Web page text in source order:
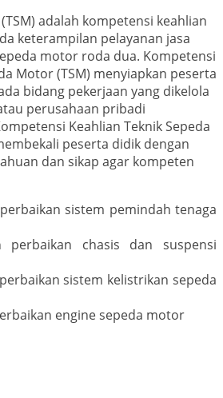
adalah kompetensi keahlian
keterampilan pelayanan jasa
motor roda dua. Kompetensi
Motor (TSM) menyiapkan peserta
bidang pekerjaan yang dikelola
perusahaan pribadi
Keahlian Teknik Sepeda
peserta didik dengan
dan sikap agar kompeten
sistem pemindah tenaga
perbaikan chasis dan suspensi
sistem kelistrikan sepeda
engine sepeda motor